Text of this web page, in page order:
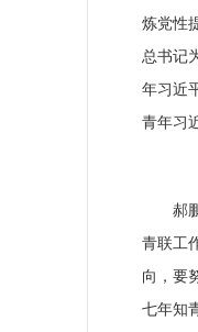
炼党性
总书记
年习近
青年习
郝
青联工
向，要
七年知